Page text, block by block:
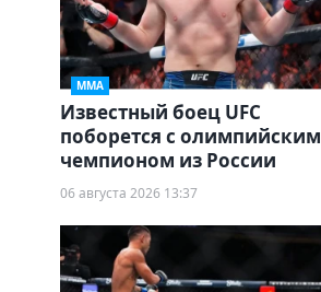
ММА
Известный боец UFC
поборется с олимпийским
чемпионом из России
06 августа 2026 13:37